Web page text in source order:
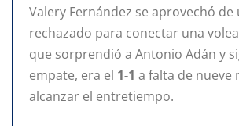
Valery Fernández se aprovechó de
rechazado para conectar una
que sorprendió a Antonio Adán y
empate, era el 1-1 a falta de nueve
alcanzar el entretiempo.